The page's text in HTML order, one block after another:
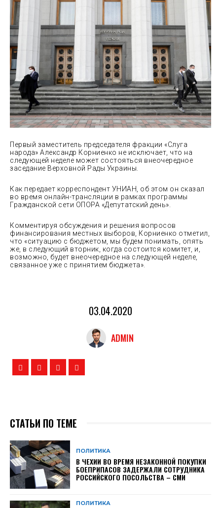
Первый заместитель председателя фракции «Слуга
народа» Александр Корниенко не исключает, что на
следующей неделе может состояться внеочередное
заседание Верховной Рады Украины.
Как передает корреспондент УНИАН, об этом он сказал
во время онлайн-трансляции в рамках программы
Гражданской сети ОПОРА «Депутатский день».
Комментируя обсуждения и решения вопросов
финансирования местных выборов, Корниенко отметил,
что «ситуацию с бюджетом, мы будем понимать, опять
же, в следующий вторник, когда состоится комитет, и,
возможно, будет внеочередное на следующей неделе,
связанное уже с принятием бюджета».
03.04.2020
ADMIN
СТАТЬИ ПО ТЕМЕ
ПОЛИТИКА
В ЧЕХИИ ВО ВРЕМЯ НЕЗАКОННОЙ ПОКУПКИ
БОЕПРИПАСОВ ЗАДЕРЖАЛИ СОТРУДНИКА
РОССИЙСКОГО ПОСОЛЬСТВА – СМИ
ПОЛИТИКА